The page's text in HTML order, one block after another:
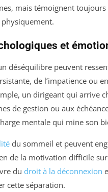
mais témoignent toujours
et
déséquilibre peuvent
de l’impatience ou
un dirigeant qui arrive
de gestion ou aux
mentale qui mine son
du sommeil et peuvent
de la motivation difficile
du droit à la déconnexion
cette séparation.